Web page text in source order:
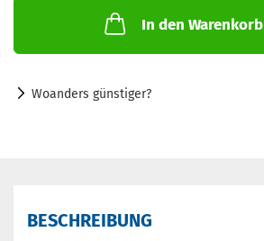
In den Warenkorb
Woanders günstiger?
BESCHREIBUNG